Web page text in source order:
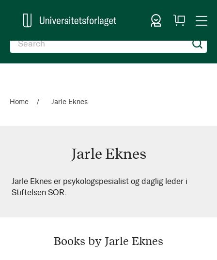
Sign In
My
Cart
Home Jarle Eknes
Jarle Eknes
Jarle
Eknes
Jarle Eknes er psykologspesialist og daglig leder i
Stiftelsen SOR.
Books by Jarle Eknes